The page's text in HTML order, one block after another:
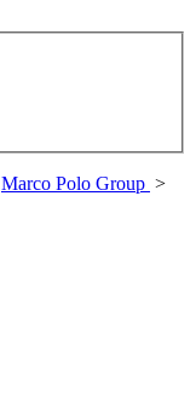
Marco Polo Group >